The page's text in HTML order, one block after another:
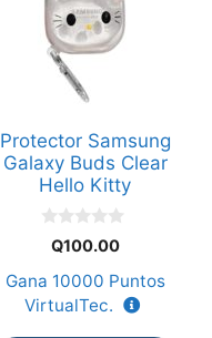
Protector Samsung
Galaxy Buds Clear
Hello Kitty
5
Q100.00
Gana 10000 Puntos
VirtualTec.